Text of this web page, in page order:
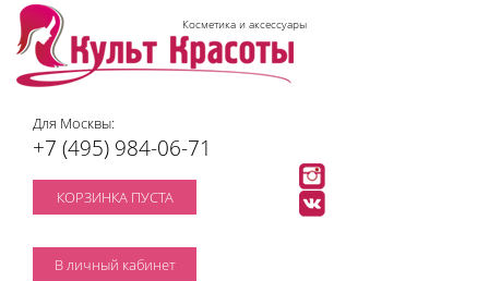
Косметика и аксессуары
Для Москвы:
+7 (495) 984-06-71
КОРЗИНКА ПУСТА
В личный кабинет